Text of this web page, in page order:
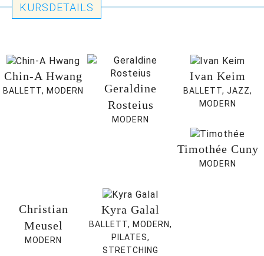
KURSDETAILS
Chin-A Hwang
BALLETT, MODERN
Geraldine
Rosteius
MODERN
Ivan Keim
BALLETT, JAZZ,
MODERN
Timothée Cuny
MODERN
Christian
Meusel
MODERN
Kyra Galal
BALLETT, MODERN,
PILATES,
STRETCHING